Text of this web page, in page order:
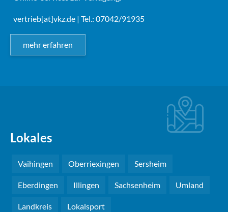
vertrieb[at]vkz.de | Tel.: 07042/91935
mehr erfahren
Lokales
Vaihingen Oberriexingen Sersheim
Eberdingen Illingen Sachsenheim Umland
Landkreis Lokalsport